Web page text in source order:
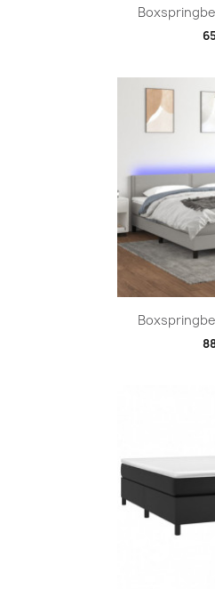

